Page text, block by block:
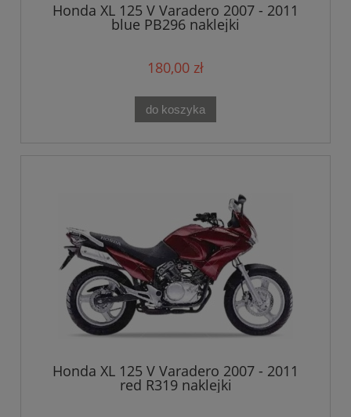
Honda XL 125 V Varadero 2007 - 2011
blue PB296 naklejki
180,00 zł
do koszyka
Honda XL 125 V Varadero 2007 - 2011
red R319 naklejki